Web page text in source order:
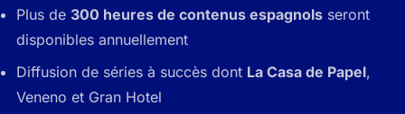
Plus de 300 heures de contenus espagnols seront
disponibles annuellement
Diffusion de séries à succès dont La Casa de Papel,
Veneno et Gran Hotel